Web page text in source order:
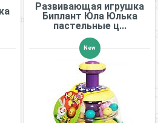
Развивающая игрушка
Биплант Юла Юлька
пастельные ц...
New